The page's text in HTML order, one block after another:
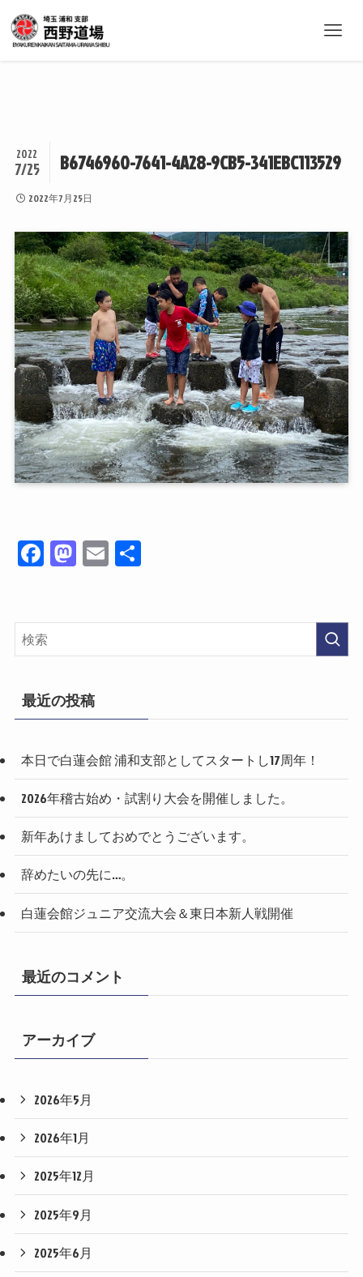
B6746960-7641-4A28-9CB5-341EBC113529
2022
7/25
2022年7月25日
Fa
ce
ok
M
as
do
n
E
m
共
最近の投稿
本日で白蓮会館 浦和支部としてスタートし17周年！
2026年稽古始め・試割り大会を開催しました。
新年あけましておめでとうございます。
辞めたいの先に…。
白蓮会館ジュニア交流大会＆東日本新人戦開催
最近のコメント
アーカイブ
2026年5月
2026年1月
2025年12月
2025年9月
2025年6月